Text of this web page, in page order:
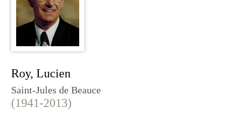
Roy, Lucien
Saint-Jules de Beauce
(1941-2013)